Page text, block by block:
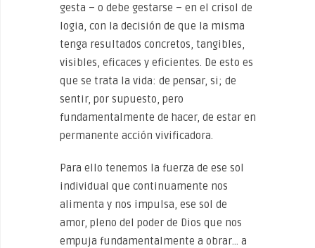
gesta – o debe gestarse – en el crisol de
logia, con la decisión de que la misma
tenga resultados concretos, tangibles,
visibles, eficaces y eficientes. De esto es
que se trata la vida: de pensar, si; de
sentir, por supuesto, pero
fundamentalmente de hacer, de estar en
permanente acción vivificadora.
Para ello tenemos la fuerza de ese sol
individual que continuamente nos
alimenta y nos impulsa, ese sol de
amor, pleno del poder de Dios que nos
empuja fundamentalmente a obrar… a